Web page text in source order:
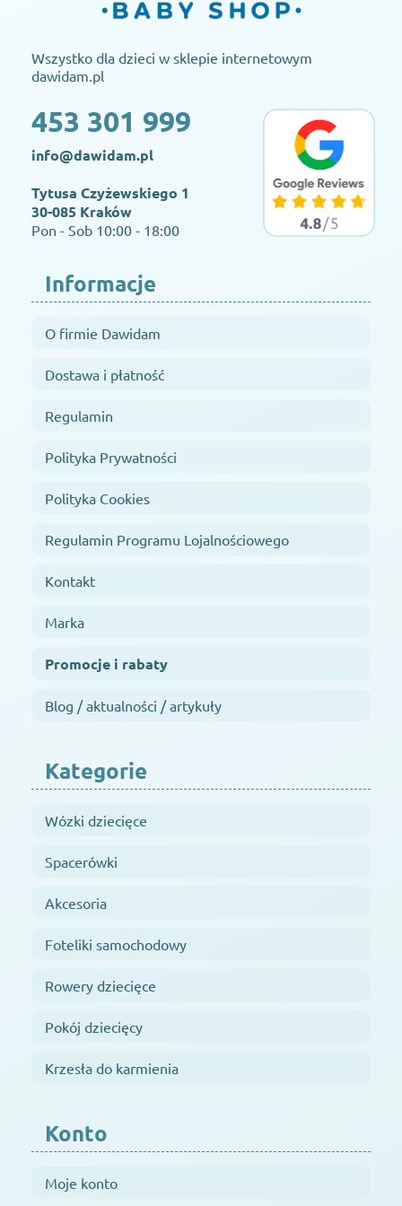
Wszystko dla dzieci w sklepie internetowym
dawidam.pl
453 301 999
info@dawidam.pl
Tytusa Czyżewskiego 1
30-085 Kraków
Pon - Sob 10:00 - 18:00
Informacje
O firmie Dawidam
Dostawa i płatność
Regulamin
Polityka Prywatności
Polityka Cookies
Regulamin Programu Lojalnościowego
Kontakt
Marka
Promocje i rabaty
Blog / aktualności / artykuły
Kategorie
Wózki dziecięce
Spacerówki
Akcesoria
Foteliki samochodowy
Rowery dziecięce
Pokój dziecięcy
Krzesła do karmienia
Konto
Moje konto